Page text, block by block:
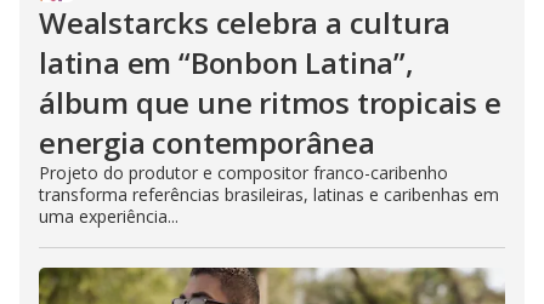
Wealstarcks celebra a cultura
latina em “Bonbon Latina”,
álbum que une ritmos tropicais e
energia contemporânea
Projeto do produtor e compositor franco-caribenho
transforma referências brasileiras, latinas e caribenhas em
uma experiência...